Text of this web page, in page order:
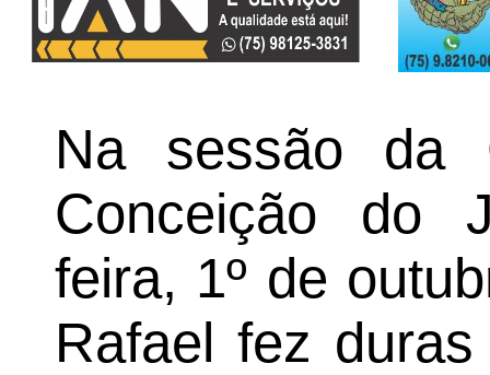
Na sessão da
Conceição do
feira, 1º de
Rafael fez